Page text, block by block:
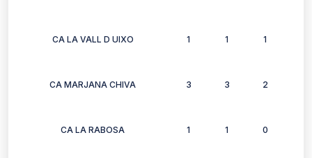
CA LA VALL D UIXO 1 1 1
CA MARJANA CHIVA 3 3 2
CA LA RABOSA 1 1 0